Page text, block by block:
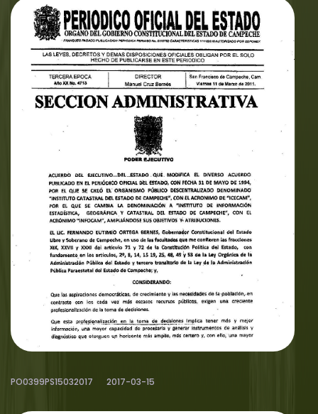
PO0399PS15032017 2017-03-15